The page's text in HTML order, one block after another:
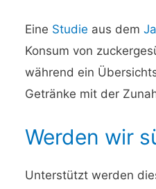
Eine Studie aus dem
Konsum von
während ein
Getränke mit der
Werden wir
Unterstützt werden